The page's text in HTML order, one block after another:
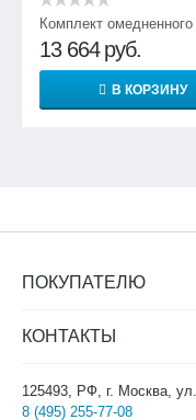
Комплект
13 664 руб.
В КОРЗИНУ
ПОКУПАТЕЛЮ
КОНТАКТЫ
125493, РФ, г. Москва,
8 (495) 255-77-08